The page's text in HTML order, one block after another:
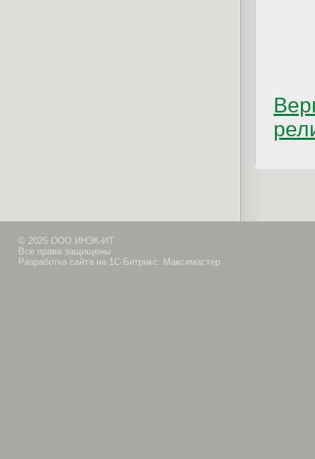
© 2025 ООО ИНЭК-ИТ
Все права защищены
Разработка сайта на 1С-Битрикс: Максимастер